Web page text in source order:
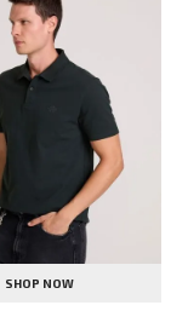
SHOP NOW